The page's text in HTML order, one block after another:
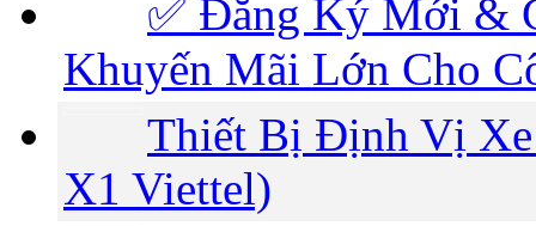
✅‎ Đăng Ký Mới &
Khuyến Mãi Lớn Cho
Thiết Bị Định Vị
X1 Viettel)